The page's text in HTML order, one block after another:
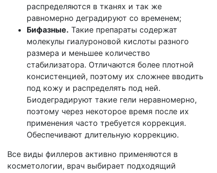
распределяются в тканях и так же
равномерно деградируют со временем;
Бифазные. Такие препараты содержат
молекулы гиалуроновой кислоты разного
размера и меньшее количество
стабилизатора. Отличаются более плотной
консистенцией, поэтому их сложнее вводить
под кожу и распределять под ней.
Биодеградируют такие гели неравномерно,
поэтому через некоторое время после их
применения часто требуется коррекция.
Обеспечивают длительную коррекцию.
Все виды филлеров активно применяются в
косметологии, врач выбирает подходящий